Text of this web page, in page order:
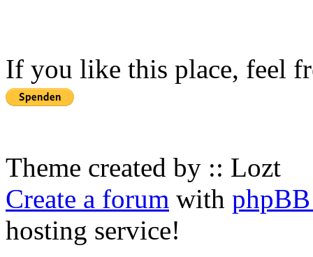
If you like this place, feel
Theme created by :: Lozt
Create a forum with
hosting service!